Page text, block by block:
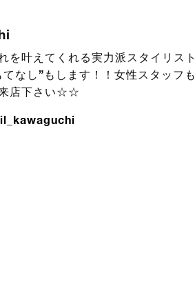
を叶えてくれる実力派スタイリス
なし”もします！！女性スタッフ
来店下さい☆☆